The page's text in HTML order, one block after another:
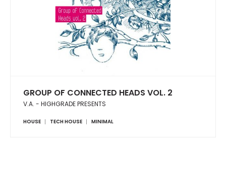
GROUP OF CONNECTED HEADS VOL. 2
V.A. - HIGHGRADE PRESENTS
HOUSE TECH HOUSE MINIMAL